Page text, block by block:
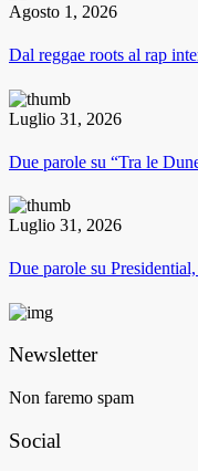
Agosto 1, 2026
Dal reggae roots al rap
Luglio 31, 2026
Due parole su “Tra le
Luglio 31, 2026
Due parole su
Newsletter
Non faremo spam
Social